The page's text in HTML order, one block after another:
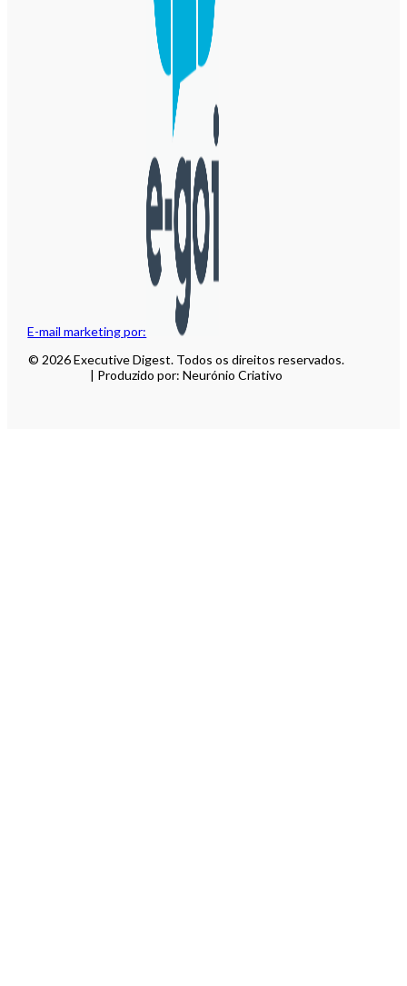
E-mail marketing por:
© 2026 Executive Digest. Todos os direitos reservados.
| Produzido por: Neurónio Criativo